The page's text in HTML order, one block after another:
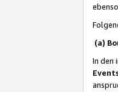
(a)
In den